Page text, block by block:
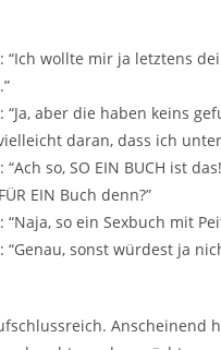
“Ich wollte mir ja letztens
“Ja, aber die haben keins
daran, dass ich
so, SO EIN BUCH ist
EIN Buch denn?”
“Naja, so ein Sexbuch mit
“Genau, sonst würdest ja
Anscheinend